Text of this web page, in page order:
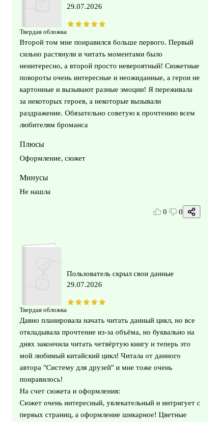
Твердая обложка
29.07.2026
Второй том мне понравился больше первого. Первый
сильно растянули и читать моментами было
неинтересно, а второй просто невероятный! Сюжетные
повороты очень интересные и неожиданные, а герои не
картонные и вызывают разные эмоции! Я переживала
за некоторых героев, а некоторые вызывали
раздражение. Обязательно советую к прочтению всем
любителям броманса
Плюсы
Оформление, сюжет
Минусы
Не нашла
0 0
Твердая обложка
Пользователь скрыл свои данные
29.07.2026
Давно планировала начать читать данный цикл, но все
откладывала прочтение из-за объёма, но буквально на
днях закончила читать четвёртую книгу и теперь это
мой любимый китайский цикл! Читала от данного
автора "Систему для друзей" и мне тоже очень
понравилось!
На счет сюжета и оформления:
Сюжет очень интересный, увлекательный и интригует с
первых страниц, а оформление шикарное! Цветные